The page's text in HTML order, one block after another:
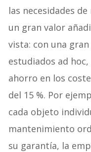
las necesidades
un gran valor
vista: con una
estudiados ad
ahorro en los
del 15 %. Por
cada objeto
mantenimiento
su garantía, la